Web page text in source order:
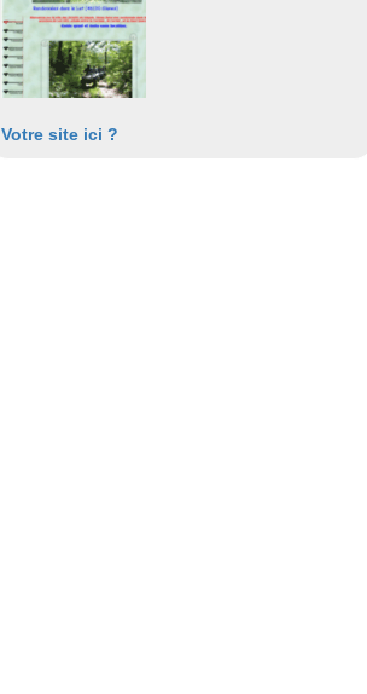
Votre site ici ?